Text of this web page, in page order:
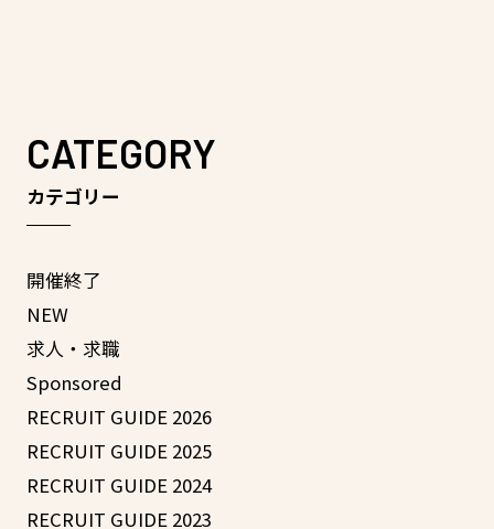
CATEGORY
カテゴリー
開催終了
NEW
求人・求職
Sponsored
RECRUIT GUIDE 2026
RECRUIT GUIDE 2025
RECRUIT GUIDE 2024
RECRUIT GUIDE 2023